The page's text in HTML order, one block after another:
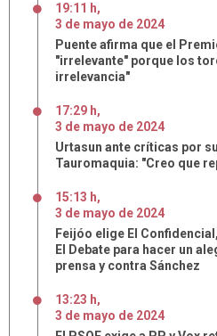
19:11 h,
3 de mayo de 2024
Puente afirma que el
"irrelevante" porque los
irrelevancia"
17:29 h,
3 de mayo de 2024
Urtasun ante críticas por
Tauromaquia: "Creo que
15:13 h,
3 de mayo de 2024
Feijóo elige El
El Debate para hacer un
prensa y contra Sánchez
13:23 h,
3 de mayo de 2024